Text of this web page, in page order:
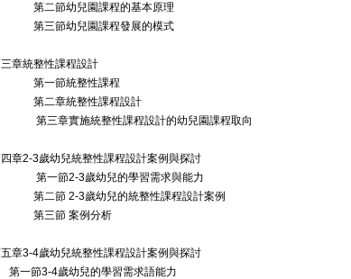
二節幼兒園課程的基本原理
三節幼兒園課程發展的模式
章統整性課程設計
一節統整性課程
二章統整性課程設計
三章實施統整性課程設計的幼兒園課程取向
章2-3歲幼兒統整性課程設計案例與探討
第一節2-3歲幼兒的學習需求與能力
二節2-3歲幼兒的統整性課程設計案例
三節 案例分析
章3-4歲幼兒統整性課程設計案例與探討
一節3-4歲幼兒的學習需求語能力